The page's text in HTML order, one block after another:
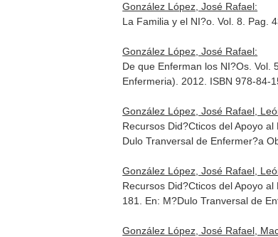
González López, José Rafael:
La Familia y el NI?o. Vol. 8. Pag.
González López, José Rafael:
De que Enferman los NI?Os. Vol.
Enfermeria). 2012. ISBN 978-84-
González López, José Rafael,
Recursos Did?Cticos del Apoyo
Dulo Tranversal de Enfermer?a
González López, José Rafael,
Recursos Did?Cticos del Apoyo
181. En: M?Dulo Tranversal de
González López, José Rafael,